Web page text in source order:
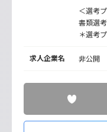
＜選考
書類選
＊選考
求人企業名 非公開